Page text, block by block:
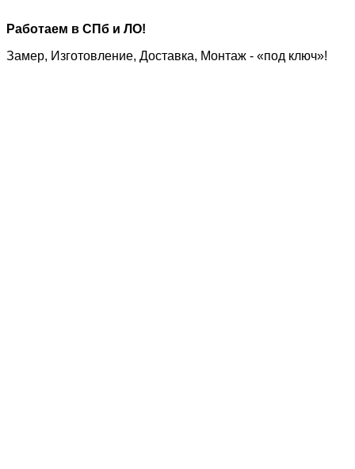
Работаем в СПб и ЛО!
Замер, Изготовление, Доставка, Монтаж - «под ключ»!